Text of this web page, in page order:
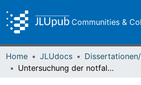
Communities &
Home JLUdocs
Untersuchung der notfallmedizinischen Versorgung in der speziellen Rettung aus Höhen und Tiefen in Deutschland